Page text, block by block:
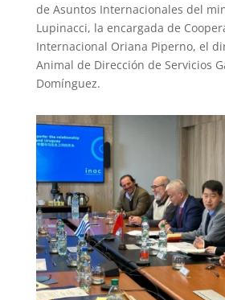
de Asuntos Internacionales del
Lupinacci, la encargada de
Internacional Oriana Piperno, el
Animal de Dirección de Servicios
Domínguez.